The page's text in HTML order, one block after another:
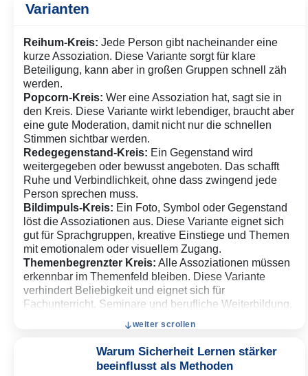
Warum Sicherheit Lernen stärker
beeinflusst als Methoden
Varianten
Reihum-Kreis: Jede Person gibt nacheinander eine
kurze Assoziation. Diese Variante sorgt für klare
Beteiligung, kann aber in großen Gruppen schnell zäh
werden.
Popcorn-Kreis: Wer eine Assoziation hat, sagt sie in
den Kreis. Diese Variante wirkt lebendiger, braucht aber
eine gute Moderation, damit nicht nur die schnellen
Stimmen sichtbar werden.
Redegegenstand-Kreis: Ein Gegenstand wird
weitergegeben oder bewusst angeboten. Das schafft
Ruhe und Verbindlichkeit, ohne dass zwingend jede
Person sprechen muss.
Bildimpuls-Kreis: Ein Foto, Symbol oder Gegenstand
löst die Assoziationen aus. Diese Variante eignet sich
gut für Sprachgruppen, kreative Einstiege und Themen
mit emotionalem oder visuellem Zugang.
Themenbegrenzter Kreis: Alle Assoziationen müssen
erkennbar im Themenfeld bleiben. Diese Variante
verhindert Beliebigkeit und eignet sich für
Fachunterricht, Seminare und berufliche Weiterbildung.
Stummer Start, mündlicher Kreis:
notieren erst ein Wort für sich und geben danach
einzelne Assoziationen in den Kreis. Das entlastet
langsamere oder sprachlich unsichere Personen.
weiter scrollen